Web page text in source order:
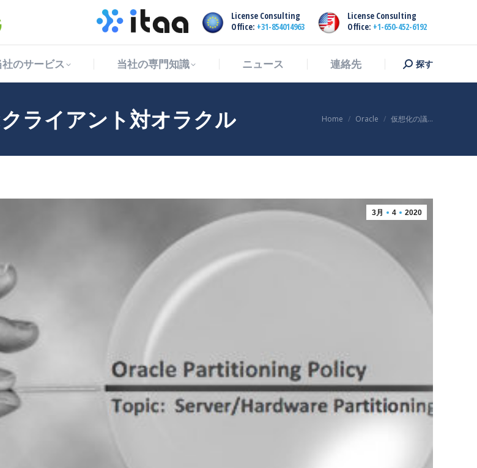
License Consulting
Office: +31-854014963
License Consulting
Office: +1-650-452-6192
社のサービス 当社の専門知識 ニュース 連絡先
探 探す
ライアント対オラクル You are here:
Home Oracle 仮想化の議…
3月 4 2020
のサービス 当社の専門知識 ニュース 連絡先
探
す：